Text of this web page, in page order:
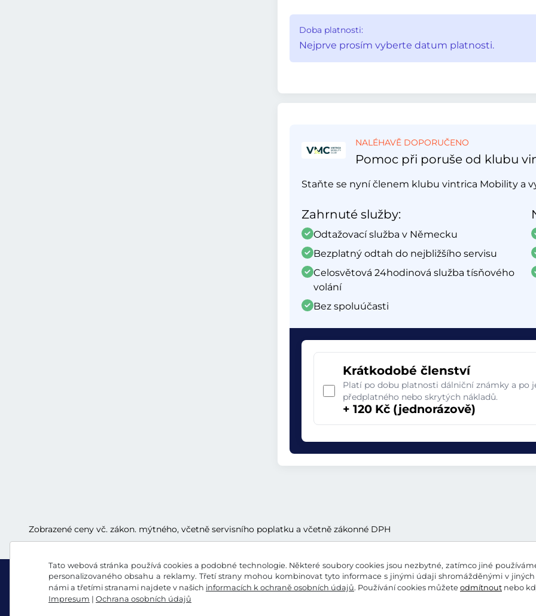
Tato webová stránka používá cookies a podobné technologie. Některé soubory cookies jsou nezbytné, zatímco jiné
personalizovaného obsahu a reklamy. Třetí strany mohou kombinovat tyto informace s jinými údaji shromážděnými v
námi a třetími stranami najdete v našich informacích k ochraně osobních údajů. Používání cookies můžete odmítnout nebo
Impresum | Ochrana osobních údajů
Doba platnosti:
Nejprve prosím vyberte datum platnosti.
NALÉHAVĚ DOPORUČENO
Pomoc při poruše od klubu
Staňte se nyní členem klubu vintrica Mobility a
Zahrnuté služby:
Odtažovací služba v Německu
Bezplatný odtah do nejbližšího servisu
Celosvětová 24hodinová služba tísňového
volání
Bez spoluúčasti
Krátkodobé členství
Platí po dobu platnosti dálniční známky a po
předplatného nebo skrytých nákladů.
+ 120 Kč (jednorázově)
Zobrazené ceny vč. zákon. mýtného, včetně servisního poplatku a včetně zákonné DPH